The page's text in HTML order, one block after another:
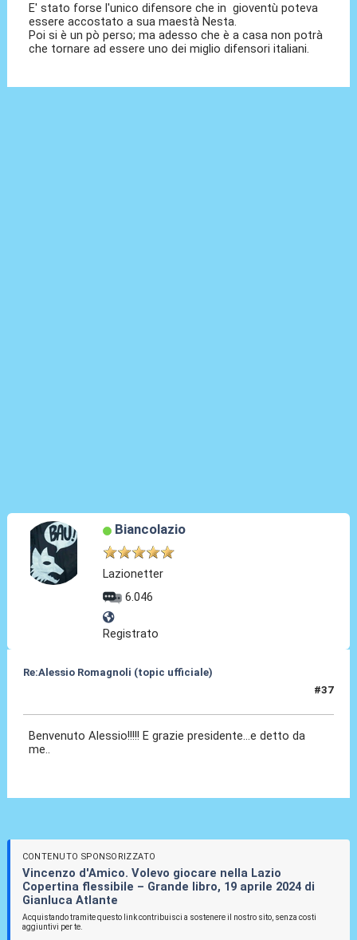
E' stato forse l'unico difensore che in gioventù poteva
essere accostato a sua maestà Nesta.
Poi si è un pò perso; ma adesso che è a casa non potrà
che tornare ad essere uno dei miglio difensori italiani.
Biancolazio
Lazionetter
6.046
Registrato
Re:Alessio Romagnoli (topic ufficiale)
#37
Benvenuto Alessio!!!!! E grazie presidente...e detto da
me..
CONTENUTO SPONSORIZZATO
Vincenzo d'Amico. Volevo giocare nella Lazio
Copertina flessibile – Grande libro, 19 aprile 2024 di
Gianluca Atlante
Acquistando tramite questo link contribuisci a sostenere il nostro sito, senza costi
aggiuntivi per te.